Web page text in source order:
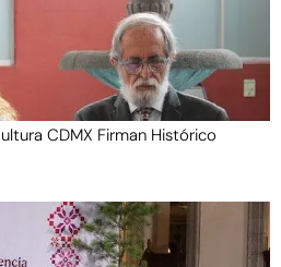
CDMX Firman Histórico